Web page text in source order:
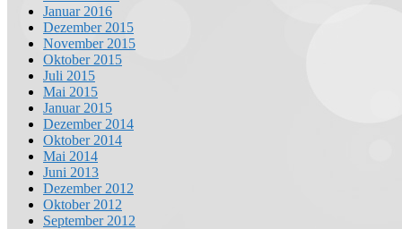
Januar 2016
Dezember 2015
November 2015
Oktober 2015
Juli 2015
Mai 2015
Januar 2015
Dezember 2014
Oktober 2014
Mai 2014
Juni 2013
Dezember 2012
Oktober 2012
September 2012